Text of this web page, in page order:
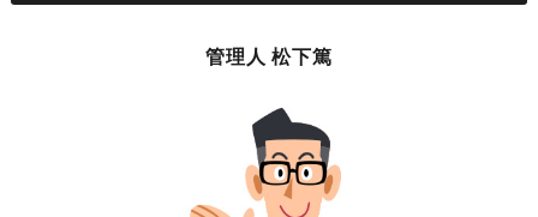
管理人 松下篤